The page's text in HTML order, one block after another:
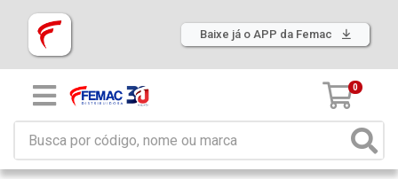
Baixe já o APP da Femac
0